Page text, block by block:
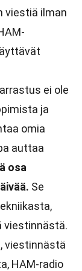
viestiä ilman
ei ole
ja
omia
auttaa
osa
Se
viestinnästä.
viestinnästä
HAM-radio